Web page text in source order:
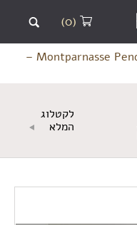
(0)
Montparnasse Pendant –
לקטלוג
המלא